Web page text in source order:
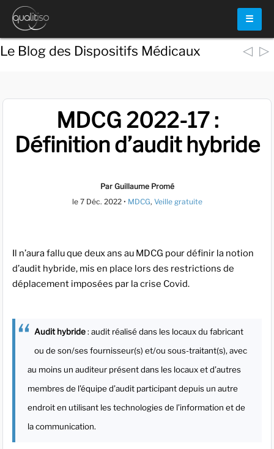
☰
Le Blog des Dispositifs Médicaux ◁ ▷
MDCG 2022-17 :
Définition d’audit hybride
Par Guillaume Promé
le 7 Déc. 2022 • MDCG, Veille gratuite
Il n’aura fallu que deux ans au MDCG pour définir la notion
d’audit hybride, mis en place lors des restrictions de
déplacement imposées par la crise Covid.
Audit hybride: audit réalisé dans les locaux du fabricant
ou de son/ses fournisseur(s) et/ou sous-traitant(s), avec
au moins un auditeur présent dans les locaux et d’autres
membres de l’équipe d’audit participant depuis un autre
endroit en utilisant les technologies de l’information et de
la communication.